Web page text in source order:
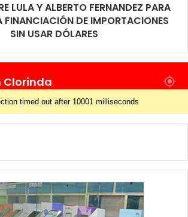
LULA Y ALBERTO FERNANDEZ PARA
FINANCIACIÓN DE IMPORTACIONES
SIN USAR DÓLARES
Clorinda
timed out after 10001 milliseconds